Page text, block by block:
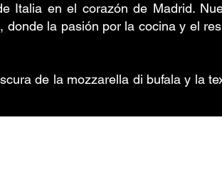
Italia en el corazón de Madrid.
donde la pasión por la cocina y el
de la mozzarella di bufala y la